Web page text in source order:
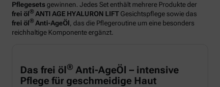
Pflegesetsgewinnen. Jedes Set enthält mehrere Produkte der
frei öl® ANTI AGE HYALURON LIFT Gesichtspflege sowie das
frei öl® Anti-AgeÖl , das die Pflegeroutine um eine besonders
reichhaltige Komponente ergänzt.
Das frei öl® Anti-AgeÖl – intensive
Pflege für geschmeidige Haut